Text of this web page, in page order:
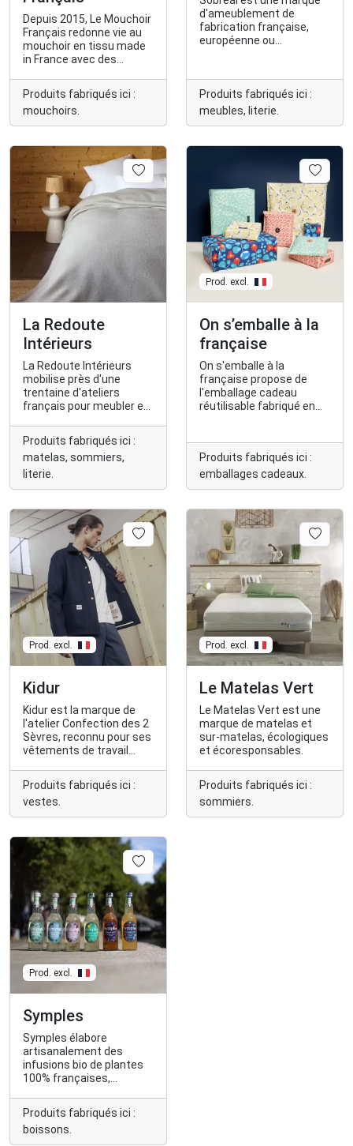
Depuis 2015, Le Mouchoir
Français redonne vie au
mouchoir en tissu made
in France avec des
engagées.
Produits fabriqués ici :
mouchoirs.
d'ameublement de
fabrication française,
européenne ou
Produits fabriqués ici :
meubles, literie.
La Redoute
Intérieurs
La Redoute Intérieurs
mobilise près d'une
trentaine d'ateliers
français pour meubler et
Français.
Produits fabriqués ici :
matelas, sommiers,
literie.
Prod. excl.
On s’emballe à la
française
On s'emballe à la
française propose de
l'emballage cadeau
réutilisable fabriqué en
Produits fabriqués ici :
emballages cadeaux.
Prod. excl.
Kidur
Kidur est la marque de
l'atelier Confection des 2
Sèvres, reconnu pour ses
vêtements de travail
ses vestes.
Produits fabriqués ici :
vestes.
Prod. excl.
Le Matelas Vert
Le Matelas Vert est une
marque de matelas et
sur-matelas, écologiques
et écoresponsables.
Produits fabriqués ici :
sommiers.
Prod. excl.
Symples
Symples élabore
artisanalement des
infusions bio de plantes
100% françaises,
calories.
Produits fabriqués ici :
boissons.